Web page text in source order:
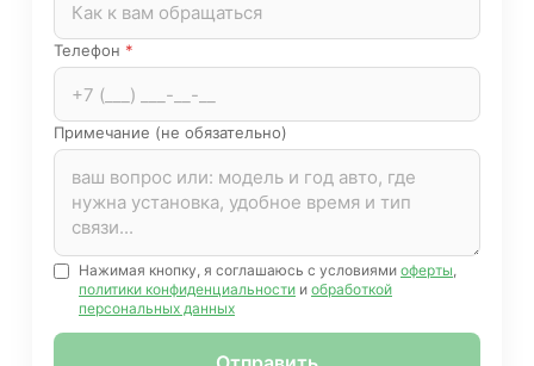
Телефон *
Примечание (не обязательно)
Нажимая кнопку, я соглашаюсь с условиями оферты,
политики конфиденциальности и обработкой
персональных данных